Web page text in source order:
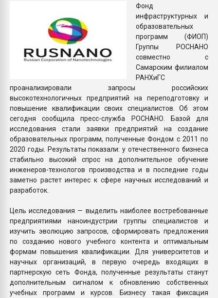
Фонд
инфраструктурных и
образовательных
программ (ФИОП)
Группы РОСНАНО
совместно с
Самарским филиалом
РАНХиГС
проанализировали запросы российских
высокотехнологичных предприятий на переподготовку и
повышение квалификации своих специалистов. Об этом
сегодня сообщила пресс-служба РОСНАНО. Базой для
исследования стали заявки предприятий на создание
образовательных программ, полученные Фондом с 2011 по
2020 годы. Результаты показали: у отечественного бизнеса
стабильно высокий спрос на дополнительное обучение
инженеров-технологов производства и в последние годы
заметно растет интерес к сфере научных исследований и
разработок.
Цель исследования — выделить наиболее востребованные
предприятиями наноиндустрии группы специалистов и
изучить эволюцию запросов, сформировать предложения
по созданию нового учебного контента и оптимальным
формам повышения квалификации. Для университетов и
научных организаций, в первую очередь входящих в
партнерскую сеть Фонда, полученные результаты станут
дополнительным сигналом к обновлению собственных
учебных программ и курсов. Бизнесу такая фиксация